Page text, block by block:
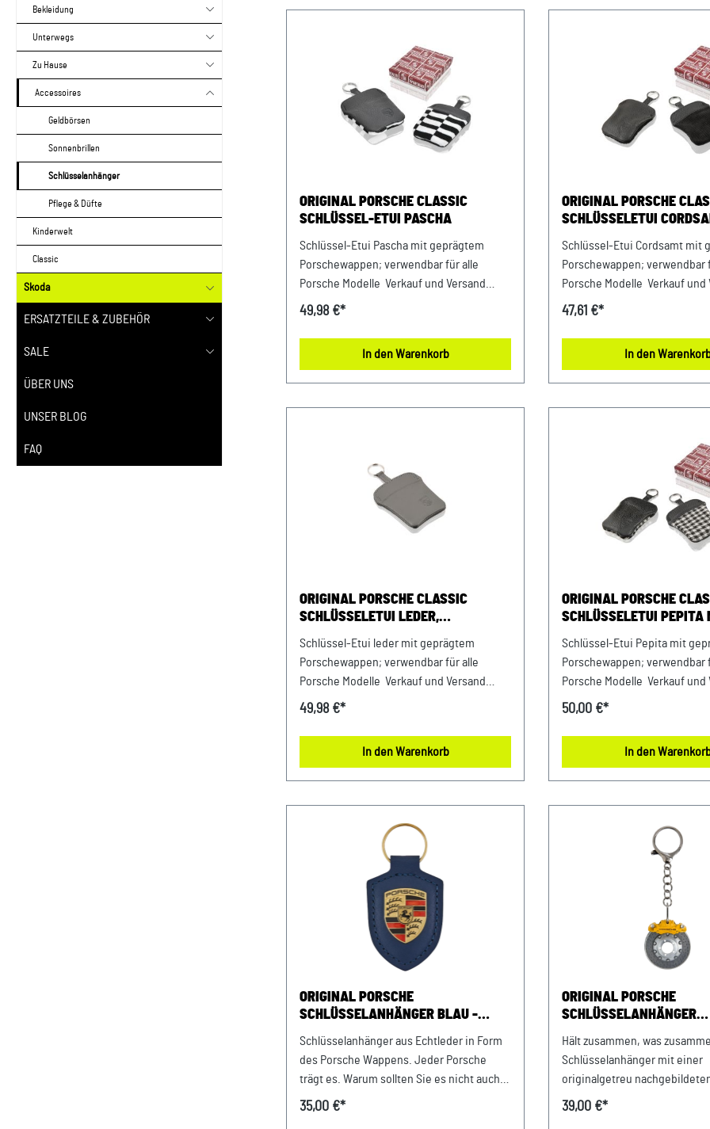
Bekleidung
Unterwegs
Zu Hause
Accessoires
Geldbörsen
Sonnenbrillen
Schlüsselanhänger
Pflege & Düfte
Kinderwelt
Classic
Skoda
ERSATZTEILE & ZUBEHÖR
SALE
ÜBER UNS
UNSER BLOG
FAQ
ORIGINAL PORSCHE CLASSIC
SCHLÜSSEL-ETUI PASCHA
Schlüssel-Etui Pascha mit geprägtem
Porschewappen; verwendbar für alle
Porsche Modelle Verkauf und Versand
durch: AVP Sportwagen GmbH
Einstein Straße 184030 ErgoldingUSt.-
IdNr.: DE263328607
49,98 €*
In den Warenkorb
ORIGINAL PORSCHE
SCHLÜSSELETUI
Schlüssel-Etui Cordsamt mit
Porschewappen; verwendbar
Porsche Modelle Verkauf und
durch: AVP Sportwagen GmbH
Einstein Straße 184030
IdNr.: DE263328607
47,61 €*
In den
ORIGINAL PORSCHE CLASSIC
SCHLÜSSELETUI LEDER,
Schlüssel-Etui leder mit geprägtem
Porschewappen; verwendbar für alle
Porsche Modelle Verkauf und Versand
durch: AVP Sportwagen GmbH Landshut
Straße 1 84030 Ergolding USt.-IdNr.:
DE263328607
49,98 €*
In den Warenkorb
ORIGINAL PORSCHE
SCHLÜSSELETUI PEPITA
LOGO EMBLEM
Schlüssel-Etui Pepita mit
Porschewappen; verwendbar
Porsche Modelle Verkauf und
durch: AVP Sportwagen GmbH
Einstein Straße 184030
IdNr.: DE263328607
50,00 €*
In den
ORIGINAL PORSCHE
SCHLÜSSELANHÄNGER BLAU -
Schlüsselanhänger aus Echtleder in Form
des Porsche Wappens. Jeder Porsche
trägt es. Warum sollten Sie es nicht auch
tragen: das Porsche Wappen? Ein Porsche
35,00 €*
ORIGINAL PORSCHE
SCHLÜSSELANHÄNGER
Hält zusammen, was
Schlüsselanhänger mit einer
originalgetreu
Porsche Bremsscheibe.
39,00 €*